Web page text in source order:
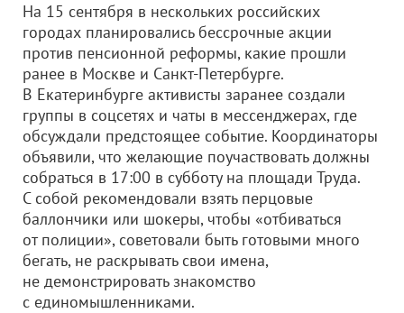
На 15 сентября в нескольких российских
городах планировались бессрочные акции
против пенсионной реформы, какие прошли
ранее в Москве и Санкт-Петербурге.
В Екатеринбурге активисты заранее создали
группы в соцсетях и чаты в мессенджерах, где
обсуждали предстоящее событие. Координаторы
объявили, что желающие поучаствовать должны
собраться в 17:00 в субботу на площади Труда.
С собой рекомендовали взять перцовые
баллончики или шокеры, чтобы «отбиваться
от полиции», советовали быть готовыми много
бегать, не раскрывать свои имена,
не демонстрировать знакомство
с единомышленниками.